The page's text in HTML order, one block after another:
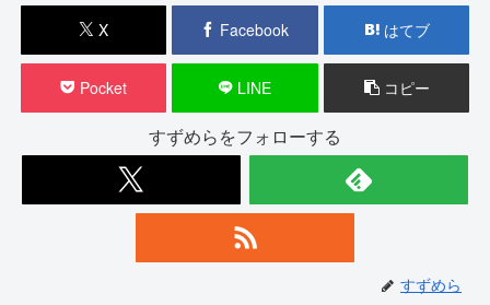
X Facebook はてブ
Pocket LINE コピー
すずめらをフォローする
すずめら